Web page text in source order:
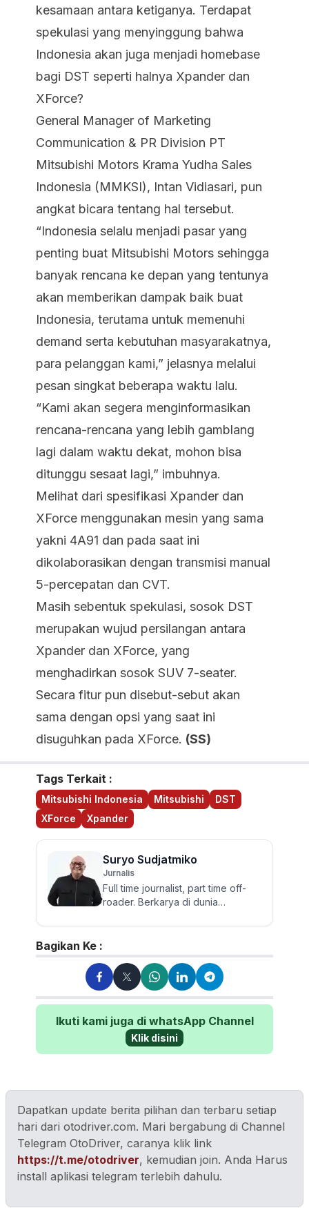
kesamaan antara ketiganya. Terdapat
spekulasi yang menyinggung bahwa
Indonesia akan juga menjadi homebase
bagi DST seperti halnya Xpander dan
XForce?
General Manager of Marketing
Communication & PR Division PT
Mitsubishi Motors Krama Yudha Sales
Indonesia (MMKSI), Intan Vidiasari, pun
angkat bicara tentang hal tersebut.
“Indonesia selalu menjadi pasar yang
penting buat Mitsubishi Motors sehingga
banyak rencana ke depan yang tentunya
akan memberikan dampak baik buat
Indonesia, terutama untuk memenuhi
demand serta kebutuhan masyarakatnya,
para pelanggan kami,” jelasnya melalui
pesan singkat beberapa waktu lalu.
“Kami akan segera menginformasikan
rencana-rencana yang lebih gamblang
lagi dalam waktu dekat, mohon bisa
ditunggu sesaat lagi,” imbuhnya.
Melihat dari spesifikasi Xpander dan
XForce menggunakan mesin yang sama
yakni 4A91 dan pada saat ini
dikolaborasikan dengan transmisi manual
5-percepatan dan CVT.
Masih sebentuk spekulasi, sosok DST
merupakan wujud persilangan antara
Xpander dan XForce, yang
menghadirkan sosok SUV 7-seater.
Secara fitur pun disebut-sebut akan
sama dengan opsi yang saat ini
disuguhkan pada XForce. (SS)
Tags Terkait :
Mitsubishi Indonesia Mitsubishi
DST
XForce
Xpander
Suryo Sudjatmiko
Jurnalis
Full time journalist, part time off-
roader. Berkarya di dunia
Lulusan Sastra UGM ini te...
Bagikan Ke :
Ikuti kami juga di whatsApp Channel
Klik disini
Dapatkan update berita pilihan dan terbaru setiap
hari dari otodriver.com. Mari bergabung di Channel
Telegram OtoDriver, caranya klik link
https://t.me/otodriver, kemudian join. Anda Harus
install aplikasi telegram terlebih dahulu.